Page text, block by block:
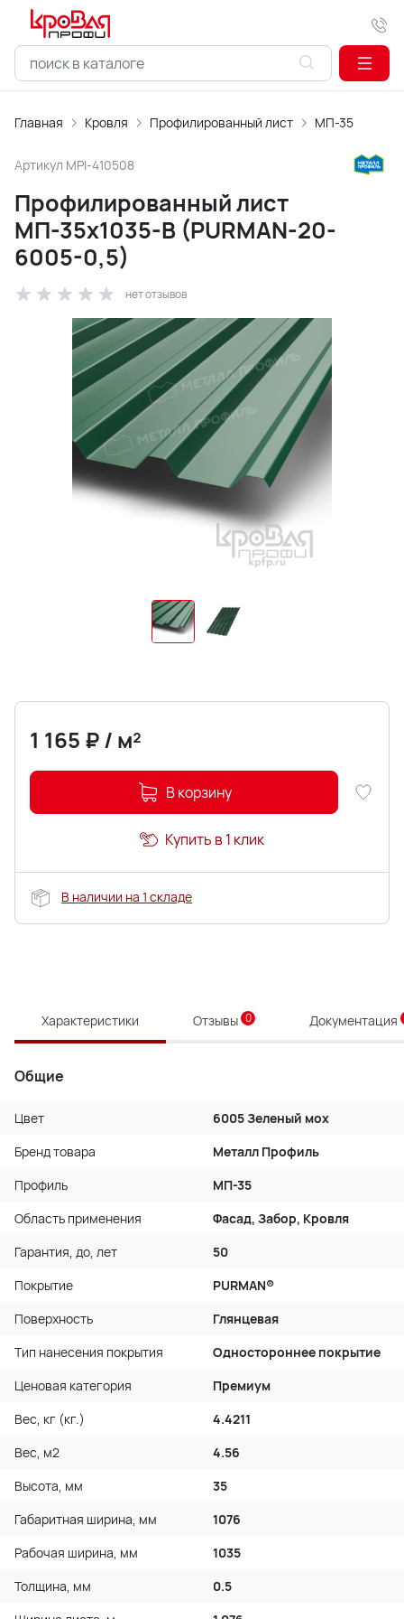
Главная Кровля Профилированный лист МП-35
Артикул MPI-410508
Профилированный лист
МП-35х1035-B (PURMAN-20-
6005-0,5)
нет отзывов
1 165 ₽/ м²
В корзину
Купить в 1 клик
В наличии на 1 складе
Характеристики Отзывы 0 Документация
Общие
Цвет
6005 Зеленый мох
Бренд товара
Металл Профиль
Профиль
МП-35
Область применения
Фасад, Забор, Кровля
Гарантия, до, лет
50
Покрытие
PURMAN®
Поверхность
Глянцевая
Тип нанесения покрытия
Одностороннее покрытие
Ценовая категория
Премиум
Вес, кг (кг.)
4.4211
Вес, м2
4.56
Высота, мм
35
Габаритная ширина, мм
1076
Рабочая ширина, мм
1035
Толщина, мм
0.5